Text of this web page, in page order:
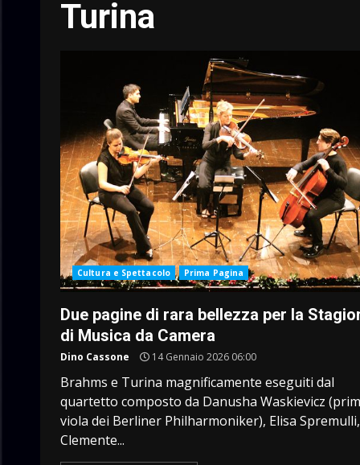
Turina
Cultura e Spettacolo Prima Pagina
Due pagine di rara bellezza per la
di Musica da Camera
Dino Cassone 14 Gennaio 2026 06:00
Brahms e Turina magnificamente eseguiti dal
quartetto composto da Danusha Waskievicz
viola dei Berliner Philharmoniker), Elisa Spremulli,
Clemente...